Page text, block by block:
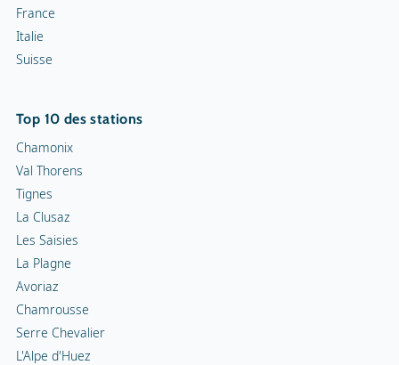
France
Italie
Suisse
Top 10 des stations
Chamonix
Val Thorens
Tignes
La Clusaz
Les Saisies
La Plagne
Avoriaz
Chamrousse
Serre Chevalier
L'Alpe d'Huez